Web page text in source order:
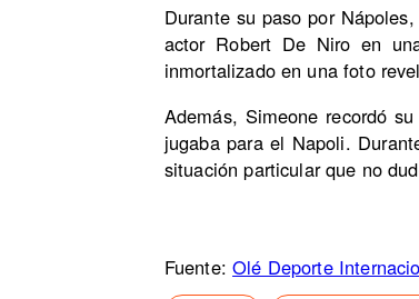
Durante su paso por
actor Robert De Niro en
inmortalizado en una foto
Además, Simeone recordó
jugaba para el Napoli.
situación particular que no
Fuente:Olé Deporte